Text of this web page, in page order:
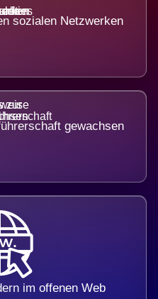
sozialen Netzwerken
gewachsen
im offenen Web